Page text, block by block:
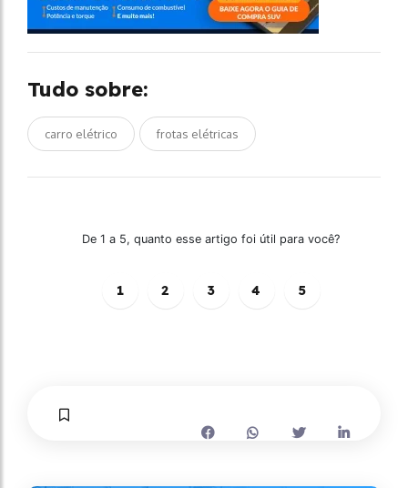
Tudo sobre:
carro elétrico frotas elétricas
De 1 a 5, quanto esse artigo foi útil para você?
1 2 3 4 5